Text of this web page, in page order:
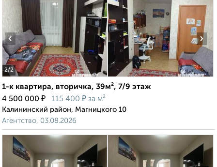
2/2
‹ ›
1-к квартира, вторичка, 39м², 7/9 этаж
4 500 000 ₽ 115 400 ₽ за м²
Калининский район, Магницкого 10
Агентство, 03.08.2026